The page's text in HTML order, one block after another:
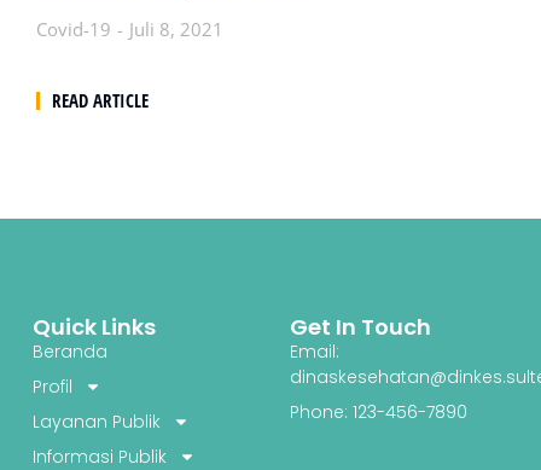
Covid-19 Juli 8, 2021
READ ARTICLE
Quick Links
Beranda
Profil
Layanan Publik
Informasi Publik
Get In Touch
Email:
Phone: 123-456-7890